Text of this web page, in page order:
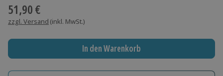
51,90 €
zzgl. Versand (inkl. MwSt.)
In den Warenkorb